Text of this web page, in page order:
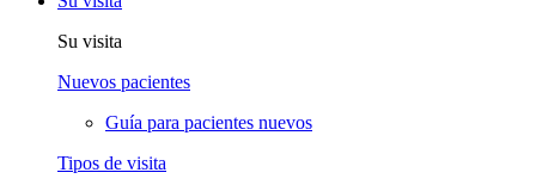
Su visita
Nuevos pacientes
Guía para pacientes nuevos
Tipos de visita